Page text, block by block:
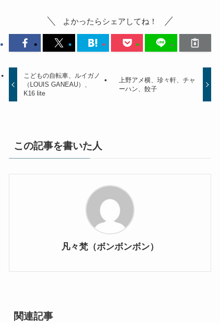
よかったらシェアしてね！
こどもの自転車、ルイガノ
（LOUIS GANEAU）、
K16 lite
上野アメ横、珍々軒、チャ
ーハン、餃子
この記事を書いた人
凡々梵（ボンボンボン）
関連記事